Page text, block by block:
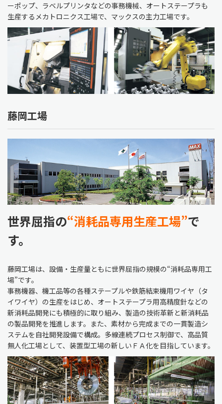
ーポップ、ラベルプリンタなどの事務機械、オートステープラも
生産するメカトロニクス工場で、マックスの主力工場です。
藤岡工場
世界屈指の“消耗品専用生産工場”で
す。
藤岡工場は、設備・生産量ともに世界屈指の規模の“消耗品専用工
場”です。
事務機器、機工品等の各種ステープルや鉄筋結束機用ワイヤ（タ
イワイヤ）の生産をはじめ、オートステープラ用高精度針などの
新消耗品開発にも積極的に取り組み、製造の技術革新と新消耗品
の製品開発を推進します。また、素材から完成までの一貫製造シ
ステムを自社開発設備で構成。多線連続プロセス制御で、高品質
無人化工場として、装置型工場の新しいＦＡ化を目指しています。